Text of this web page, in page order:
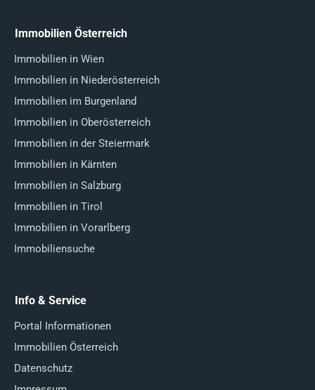
Immobilien Österreich
Immobilien in Wien
Immobilien in Niederösterreich
Immobilien im Burgenland
Immobilien in Oberösterreich
Immobilien in der Steiermark
Immobilien in Kärnten
Immobilien in Salzburg
Immobilien in Tirol
Immobilien in Vorarlberg
Immobiliensuche
Info & Service
Portal Informationen
Immobilien Österreich
Datenschutz